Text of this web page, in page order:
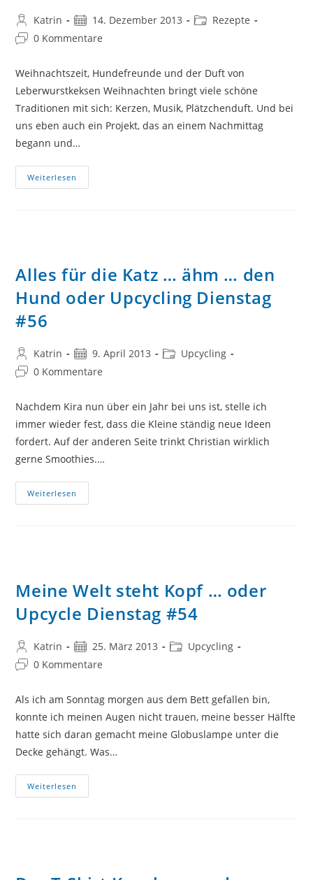
Beitrags-
Autor:
Katrin
Beitrag
veröffentlicht:
14. Dezember 2013
Beitrags-
Rezepte
Beitrags-
0 Kommentare
Weihnachtszeit, Hundefreunde und der Duft von
Leberwurstkeksen Weihnachten bringt viele schöne
Traditionen mit sich: Kerzen, Musik, Plätzchenduft. Und bei
uns eben auch ein Projekt, das an einem Nachmittag
begann und…
Weiterlesen
Oder
Alles für die Katz … ähm … den
Hund oder Upcycling Dienstag
#56
Beitrags-
Autor:
Katrin
Beitrag
veröffentlicht:
9. April 2013
Beitrags-
Upcycling
Beitrags-
0 Kommentare
Nachdem Kira nun über ein Jahr bei uns ist, stelle ich
immer wieder fest, dass die Kleine ständig neue Ideen
fordert. Auf der anderen Seite trinkt Christian wirklich
gerne Smoothies.…
Weiterlesen
Für
Upcycling
Dienstag
#56
Meine Welt steht Kopf … oder
Upcycle Dienstag #54
Beitrags-
Autor:
Katrin
Beitrag
veröffentlicht:
25. März 2013
Beitrags-
Upcycling
Beitrags-
0 Kommentare
Als ich am Sonntag morgen aus dem Bett gefallen bin,
konnte ich meinen Augen nicht trauen, meine besser Hälfte
hatte sich daran gemacht meine Globuslampe unter die
Decke gehängt. Was…
Weiterlesen
Welt